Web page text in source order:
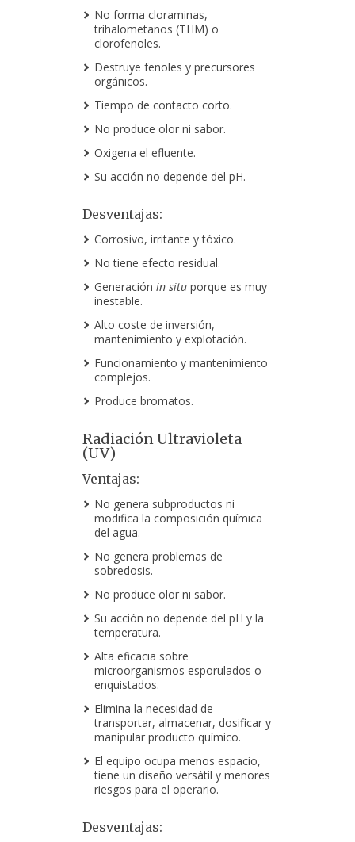
No forma cloraminas,
trihalometanos (THM) o
clorofenoles.
Destruye fenoles y precursores
orgánicos.
Tiempo de contacto corto.
No produce olor ni sabor.
Oxigena el efluente.
Su acción no depende del pH.
Desventajas:
Corrosivo, irritante y tóxico.
No tiene efecto residual.
Generación in situ porque es muy
inestable.
Alto coste de inversión,
mantenimiento y explotación.
Funcionamiento y mantenimiento
complejos.
Produce bromatos.
Radiación Ultravioleta
(UV)
Ventajas:
No genera subproductos ni
modifica la composición química
del agua.
No genera problemas de
sobredosis.
No produce olor ni sabor.
Su acción no depende del pH y la
temperatura.
Alta eficacia sobre
microorganismos esporulados o
enquistados.
Elimina la necesidad de
transportar, almacenar, dosificar y
manipular producto químico.
El equipo ocupa menos espacio,
tiene un diseño versátil y menores
riesgos para el operario.
Desventajas: